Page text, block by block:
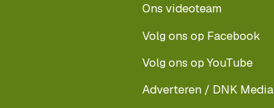
Ons videoteam
Volg ons op Facebook
Volg ons op YouTube
Adverteren / DNK Media